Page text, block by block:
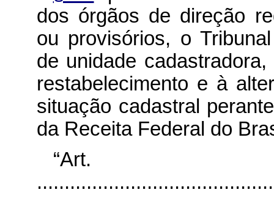
dos órgãos de direção
ou provisórios, o
de unidade
restabelecimento e à
situação cadastral
da Receita Federal do